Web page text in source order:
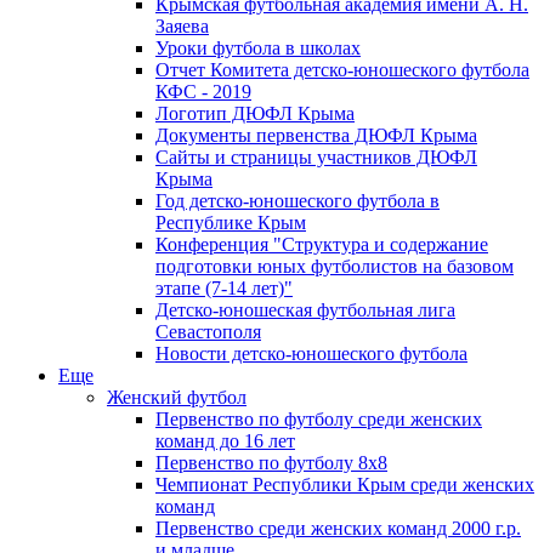
Крымская футбольная академия имени А. Н.
Заяева
Уроки футбола в школах
Отчет Комитета детско-юношеского футбола
КФС - 2019
Логотип ДЮФЛ Крыма
Документы первенства ДЮФЛ Крыма
Сайты и страницы участников ДЮФЛ
Крыма
Год детско-юношеского футбола в
Республике Крым
Конференция "Структура и содержание
подготовки юных футболистов на базовом
этапе (7-14 лет)"
Детско-юношеская футбольная лига
Севастополя
Новости детско-юношеского футбола
Еще
Женский футбол
Первенство по футболу среди женских
команд до 16 лет
Первенство по футболу 8х8
Чемпионат Республики Крым среди женских
команд
Первенство среди женских команд 2000 г.р.